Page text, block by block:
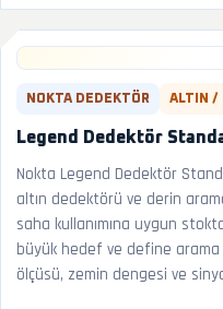
NOKTA DEDEKTÖR ALTIN /
Legend Dedektör
Nokta Legend Dedektör
altın dedektörü ve derin
saha kullanımına uygun
büyük hedef ve define arama
ölçüsü, zemin dengesi ve